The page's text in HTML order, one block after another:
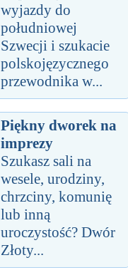
wyjazdy do
południowej
Szwecji i szukacie
polskojęzycznego
przewodnika w...
Piękny dworek na
imprezy
Szukasz sali na
wesele, urodziny,
chrzciny, komunię
lub inną
uroczystość? Dwór
Złoty...